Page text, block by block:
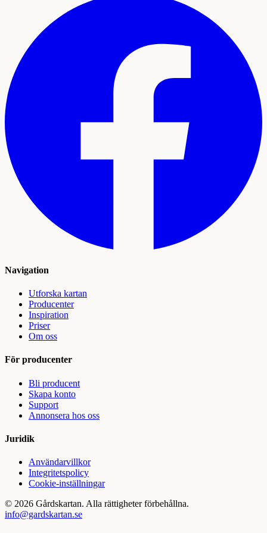
Navigation
Utforska kartan
Producenter
Inspiration
Priser
Om oss
För producenter
Bli producent
Skapa konto
Support
Annonsera hos oss
Juridik
Användarvillkor
Integritetspolicy
Cookie-inställningar
© 2026 Gårdskartan. Alla rättigheter förbehållna.
info@gardskartan.se